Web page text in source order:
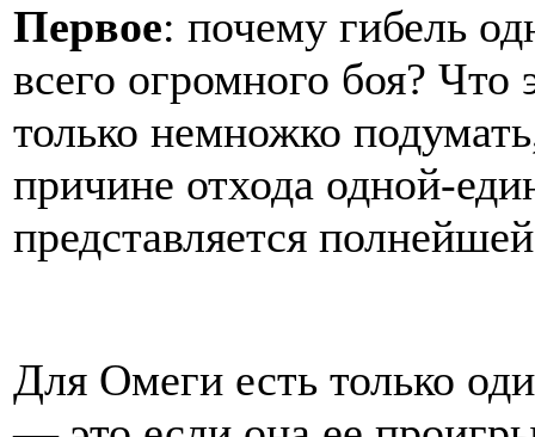
Первое: почему гибель
всего огромного боя? Что
только немножко
причине отхода одной-
представляется
Для Омеги есть только